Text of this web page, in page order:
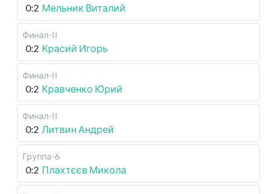
0:2 Мельник Виталий
Финал-II
0:2 Красий Игорь
Финал-II
0:2 Кравченко Юрий
Финал-II
0:2 Литвин Андрей
Группа-6
0:2 Плахтєєв Микола